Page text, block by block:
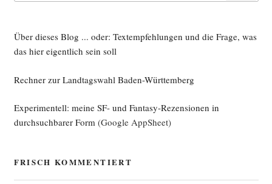
Über dieses Blog ... oder: Textempfehlungen und die Frage, was
das hier eigentlich sein soll
Rechner zur Landtagswahl Baden-Württemberg
Experimentell: meine SF- und Fantasy-Rezensionen in
durchsuchbarer Form(Google AppSheet)
FRISCH KOMMENTIERT